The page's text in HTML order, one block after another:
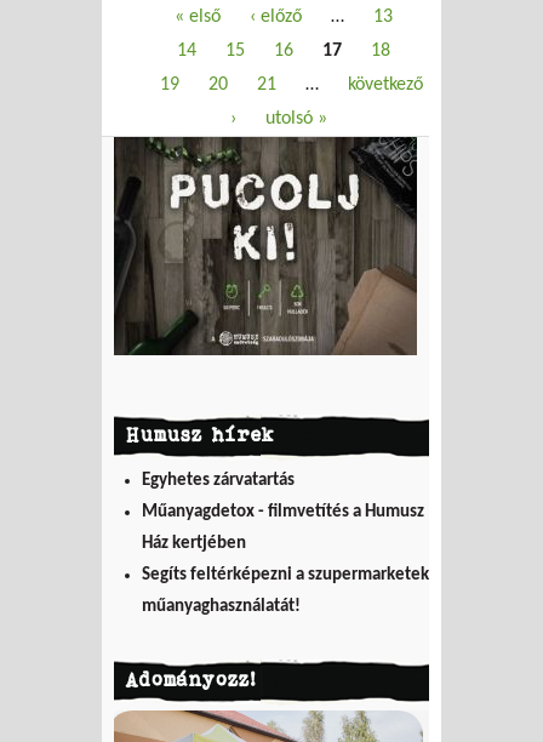
Oldalak« első ‹ előző …
13
14
15 16 17
18
19
20 21 …
következő
›
utolsó »
Humusz hírek
Egyhetes zárvatartás
Műanyagdetox - filmvetítés a Humusz
Ház kertjében
Segíts feltérképezni a szupermarketek
műanyaghasználatát!
Adományozz!